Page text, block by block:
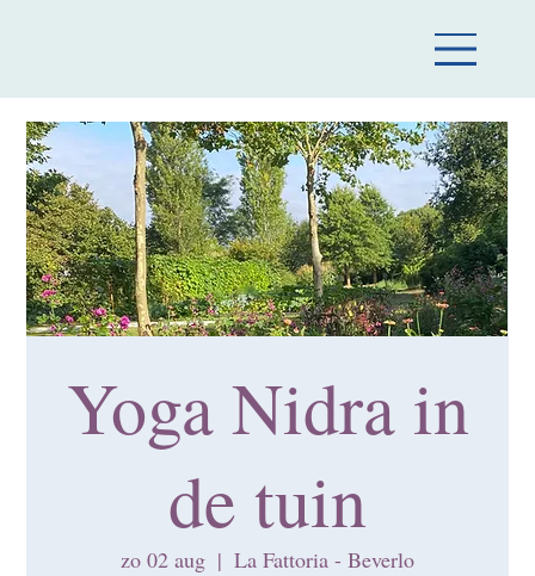
Yoga Nidra in
de tuin
zo 02 aug
  |
La Fattoria - Beverlo